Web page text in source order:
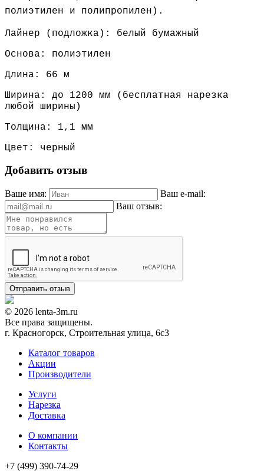
полиэтилен и полипропилен) .
Лайнер (подложка): белый бумажный
Основа: полиэтилен
Длина: 66 м
Ширина: до 1200 мм (бесплатная нарезка
любой ширины)
Толщина: 1,1 мм
Цвет: черный
Добавить отзыв
Ваше имя:
Ваш e-mail:
Ваш отзыв:
© 2026 lenta-3m.ru
Все права защищены.
г. Красногорск, Строительная улица, 6с3
Каталог товаров
Акции
Производители
Услуги
Нарезка
Доставка
О компании
Контакты
+7 (499) 390-74-29